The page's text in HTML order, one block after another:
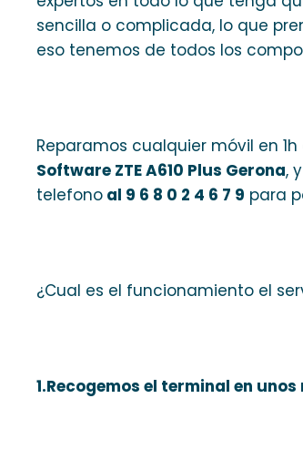
sencilla o complicada, lo que
eso tenemos de todos los
Reparamos cualquier móvil en
Software ZTE A610 Plus Gerona,
telefono al 9 6 8 0 2 4 6 7 9 para
¿Cual es el funcionamiento el
1.Recogemos el terminal en